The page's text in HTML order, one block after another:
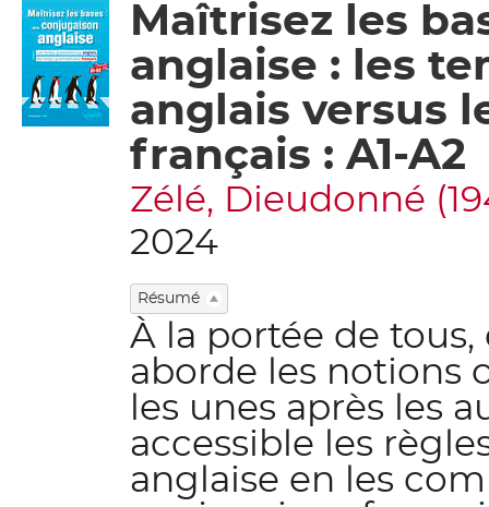
Détail
document
Maîtrisez les
anglaise : les
anglais versus
français : A1-A2
Zélé, Dieudonné
2024
Résumé
À la portée de
aborde les notions
les unes après les
accessible les
anglaise en les